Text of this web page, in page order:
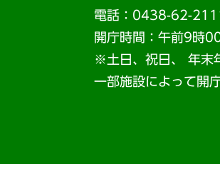
電話：0438-62-
開庁時間：午前9時
※土日、祝日、 年末
一部施設によって開